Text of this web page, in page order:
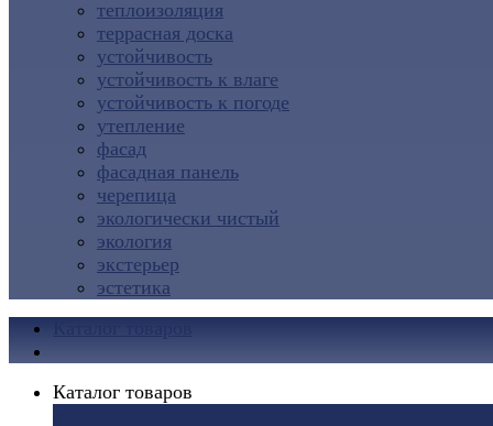
теплоизоляция
террасная доска
устойчивость
устойчивость к влаге
устойчивость к погоде
утепление
фасад
фасадная панель
черепица
экологически чистый
экология
экстерьер
эстетика
Каталог товаров